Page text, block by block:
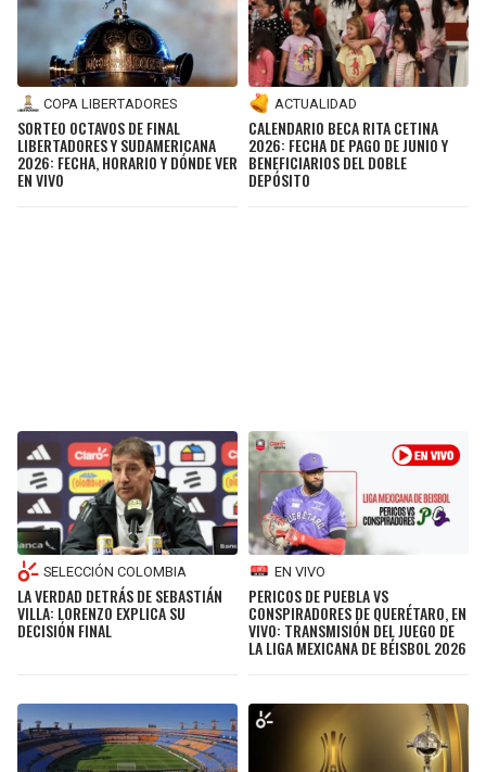
COPA LIBERTADORES
SORTEO OCTAVOS DE FINAL
LIBERTADORES Y SUDAMERICANA
2026: FECHA, HORARIO Y DÓNDE VER
EN VIVO
ACTUALIDAD
CALENDARIO BECA RITA CETINA
2026: FECHA DE PAGO DE JUNIO Y
BENEFICIARIOS DEL DOBLE
DEPÓSITO
SELECCIÓN COLOMBIA
LA VERDAD DETRÁS DE SEBASTIÁN
VILLA: LORENZO EXPLICA SU
DECISIÓN FINAL
EN VIVO
PERICOS DE PUEBLA VS
CONSPIRADORES DE QUERÉTARO, EN
VIVO: TRANSMISIÓN DEL JUEGO DE
LA LIGA MEXICANA DE BÉISBOL 2026